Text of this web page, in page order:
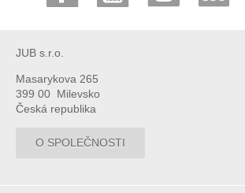
JUB s.r.o.
Masarykova 265
399 00 Milevsko
Česká republika
O SPOLEČNOSTI